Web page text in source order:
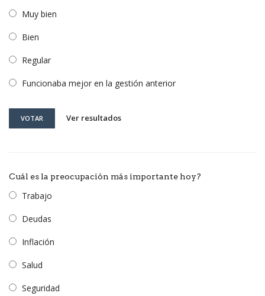
Muy bien
Bien
Regular
Funcionaba mejor en la gestión anterior
VOTAR Ver resultados
Cuál es la preocupación más importante hoy?
Trabajo
Deudas
Inflación
Salud
Seguridad